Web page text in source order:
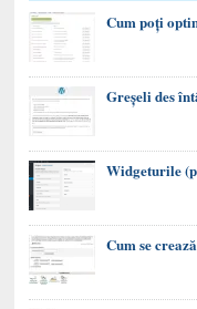
Cum poți
Greșeli des
Widgeturile
Cum se